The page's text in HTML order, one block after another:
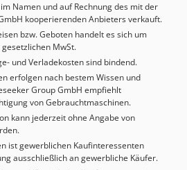
der Messungen.
* Achse X: 700 mm *
Z: 700 mm Die Maschine
von geometrischen
GD&T-Normen, die
SPC-Analyse sowie den
mit einem CAD-Modell. Auf den
* Hexagon/Leitz Messkopf
* Sondenspeicher
* Joystick-
Positionierung. * Computer
Namen und auf Rechnung des mit der
kooperierenden Anbieters verkauft.
bzw. Geboten handelt es sich um
MwSt.
und Verladekosten sind bindend.
erfolgen nach bestem Wissen und
Group GmbH empfiehlt
von Gebrauchtmaschinen.
kann jederzeit ohne Angabe von
ist gewerblichen Kaufinteressenten
ausschließlich an gewerbliche Käufer.